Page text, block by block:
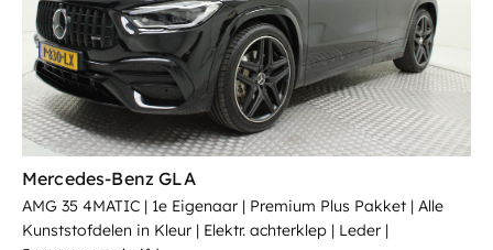
Mercedes-Benz GLA
AMG 35 4MATIC | 1e Eigenaar | Premium Plus Pakket | Alle
Kunststofdelen in Kleur | Elektr. achterklep | Leder |